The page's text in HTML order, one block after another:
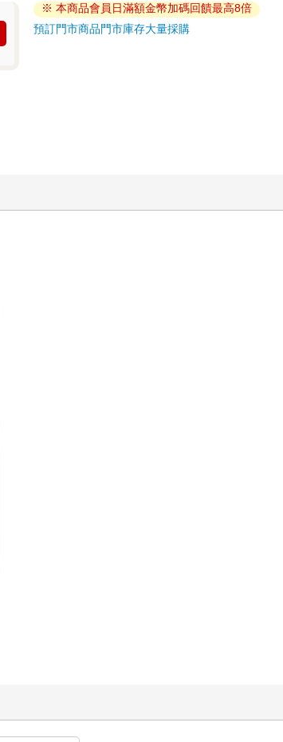
※ 本商品會員日滿額金幣加碼回饋最高8倍
預訂門市商品門市庫存大量採購